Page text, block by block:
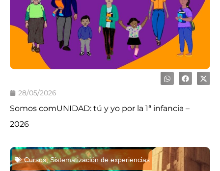
28/05/2026
Somos comUNIDAD: tú y yo por la 1ª infancia –
2026
Cursos,Sistematización de experiencias